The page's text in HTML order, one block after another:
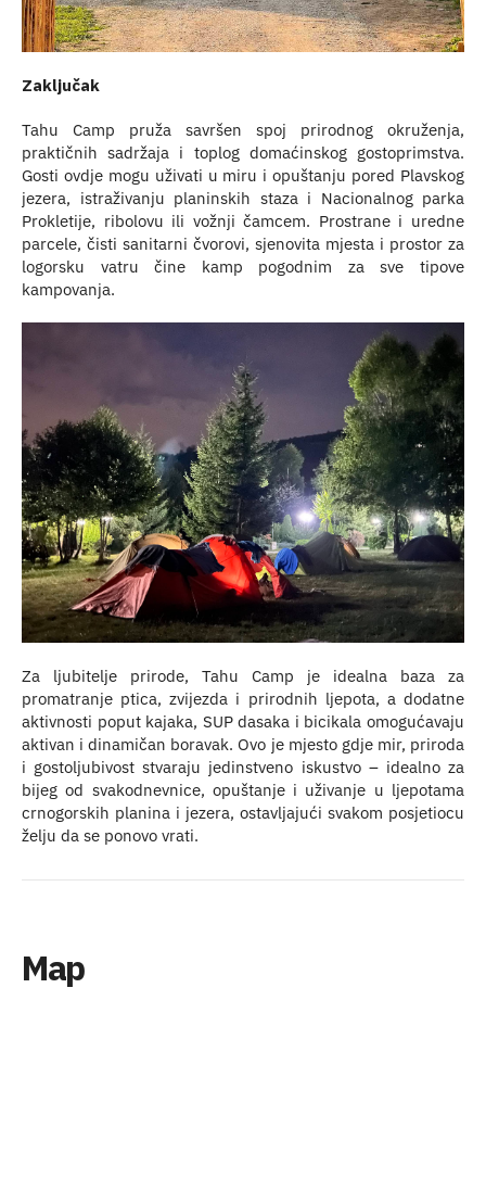
Zaključak
Tahu Camp pruža savršen spoj prirodnog okruženja,
praktičnih sadržaja i toplog domaćinskog gostoprimstva.
Gosti ovdje mogu uživati u miru i opuštanju pored Plavskog
jezera, istraživanju planinskih staza i Nacionalnog parka
Prokletije, ribolovu ili vožnji čamcem. Prostrane i uredne
parcele, čisti sanitarni čvorovi, sjenovita mjesta i prostor za
logorsku vatru čine kamp pogodnim za sve tipove
kampovanja.
Za ljubitelje prirode, Tahu Camp je idealna baza za
promatranje ptica, zvijezda i prirodnih ljepota, a dodatne
aktivnosti poput kajaka, SUP dasaka i bicikala omogućavaju
aktivan i dinamičan boravak. Ovo je mjesto gdje mir, priroda
i gostoljubivost stvaraju jedinstveno iskustvo – idealno za
bijeg od svakodnevnice, opuštanje i uživanje u ljepotama
crnogorskih planina i jezera, ostavljajući svakom posjetiocu
želju da se ponovo vrati.
Map